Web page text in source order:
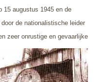
15 augustus 1945 en de
de nationalistische leider
zeer onrustige en gevaarlijke